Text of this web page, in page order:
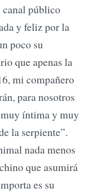
canal público
y feliz por la
poco su
que apenas la
mi compañero
para nosotros
íntima y muy
la serpiente”.
nada menos
que asumirá
es su